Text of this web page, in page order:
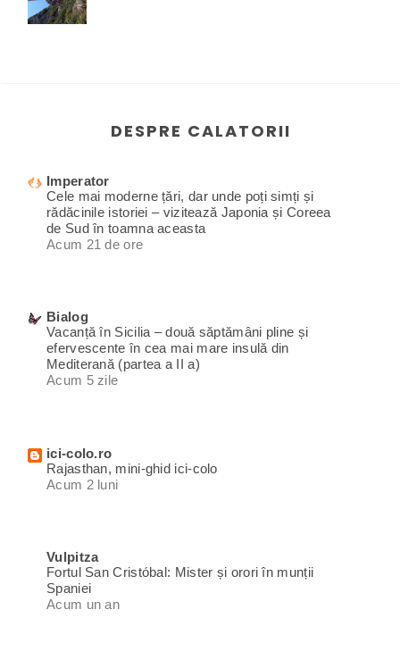
DESPRE CALATORII
Imperator
Cele mai moderne țări, dar unde poți simți și
rădăcinile istoriei – vizitează Japonia și Coreea
de Sud în toamna aceasta
Acum 21 de ore
Bialog
Vacanță în Sicilia – două săptămâni pline și
efervescente în cea mai mare insulă din
Mediterană (partea a II a)
Acum 5 zile
ici-colo.ro
Rajasthan, mini-ghid ici-colo
Acum 2 luni
Vulpitza
Fortul San Cristóbal: Mister și orori în munții
Spaniei
Acum un an